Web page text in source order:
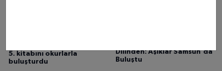
5. kitabını okurlarla
buluşturdu
Dilinden: Aşıklar Samsun'da
Buluştu